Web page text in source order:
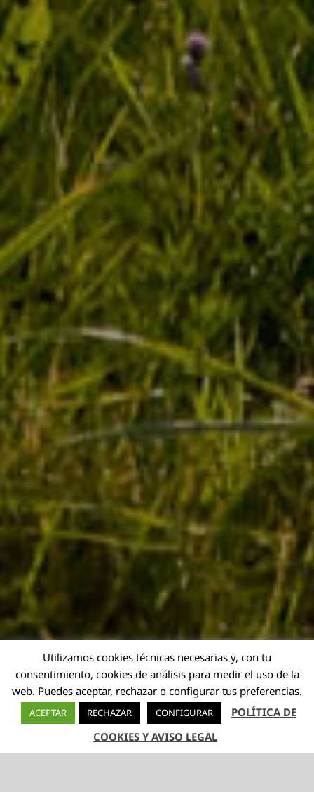
Utilizamos cookies técnicas necesarias y, con tu
consentimiento, cookies de análisis para medir el uso de la
web. Puedes aceptar, rechazar o configurar tus preferencias.
ACEPTAR RECHAZAR CONFIGURAR
POLÍTICA DE
COOKIES Y AVISO LEGAL